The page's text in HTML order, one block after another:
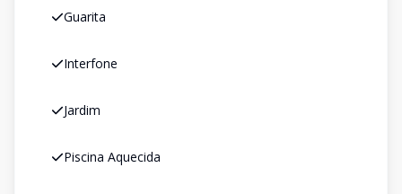
Guarita
Interfone
Jardim
Piscina Aquecida